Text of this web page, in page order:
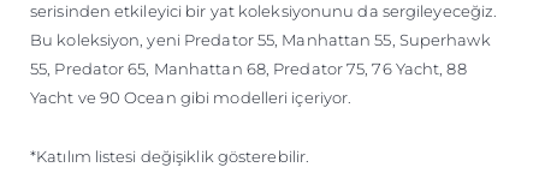
serisinden etkileyici bir yat koleksiyonunu da sergileyeceğiz.
Bu koleksiyon, yeni Predator 55, Manhattan 55, Superhawk
55, Predator 65, Manhattan 68, Predator 75, 76 Yacht, 88
Yacht ve 90 Ocean gibi modelleri içeriyor.
*Katılım listesi değişiklik gösterebilir.